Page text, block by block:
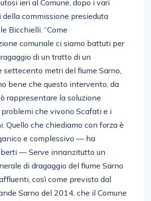
ieri al Comune, dopo i vari
della commissione presieduta
Bicchielli. “Come
comunale ci siamo battuti per
di un tratto di un
settecento metri del fiume Sarno,
bene che questo intervento, da
rappresentare la soluzione
che vivono Scafati e i
Quello che chiediamo con forza è
e complessivo — ha
— Serve innanzitutto un
di dragaggio del fiume Sarno
così come previsto dal
Sarno del 2014, che il Comune